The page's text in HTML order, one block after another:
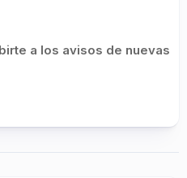
a los avisos de nuevas